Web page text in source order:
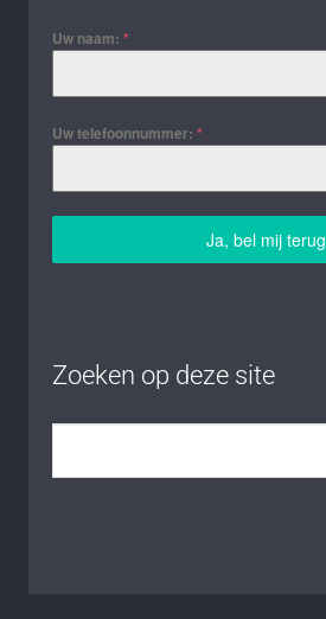
Uw naam: *
Uw telefoonnummer: *
Ja, bel mij terug
Zoeken op deze site